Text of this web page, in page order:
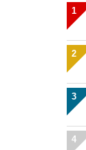
1
2
3
4